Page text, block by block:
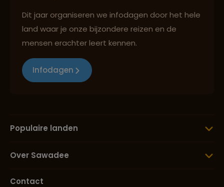
Dit jaar organiseren we infodagen door het hele
land waar je onze bijzondere reizen en de
mensen erachter leert kennen.
Infodagen
Populaire landen
Over Sawadee
Contact